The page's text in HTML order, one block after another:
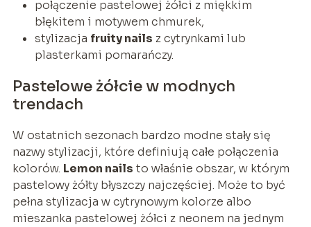
połączenie pastelowej żółci z miękkim
błękitem i motywem chmurek,
stylizacja fruity nails z cytrynkami lub
plasterkami pomarańczy.
Pastelowe żółcie w modnych
trendach
W ostatnich sezonach bardzo modne stały się
nazwy stylizacji, które definiują całe połączenia
kolorów. Lemon nails to właśnie obszar, w którym
pastelowy żółty błyszczy najczęściej. Może to być
pełna stylizacja w cytrynowym kolorze albo
mieszanka pastelowej żółci z neonem na jednym